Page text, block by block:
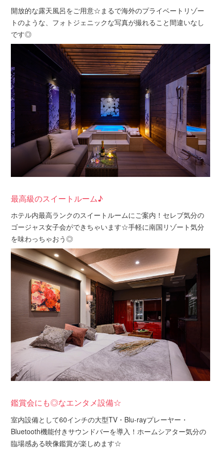
開放的な露天風呂をご用意☆まるで海外のプライベートリゾー
トのような、フォトジェニックな写真が撮れること間違いなし
です◎
最高級のスイートルーム♪
ホテル内最高ランクのスイートルームにご案内！セレブ気分の
ゴージャス女子会ができちゃいます☆手軽に南国リゾート気分
を味わっちゃおう◎
鑑賞会にも◎なエンタメ設備☆
室内設備として60インチの大型TV・Blu-rayプレーヤー・
Bluetooth機能付きサウンドバーを導入！ホームシアター気分の
臨場感ある映像鑑賞が楽しめます☆